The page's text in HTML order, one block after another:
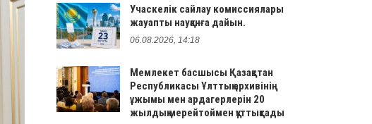
Учаскелік сайлау комиссиялары
жауапты науқанға дайын.
06.08.2026, 14:18
Мемлекет басшысы Қазақстан
Республикасы Ұлттық архивінің
ұжымы мен ардагерлерін 20
жылдық мерейтоймен құттықтады